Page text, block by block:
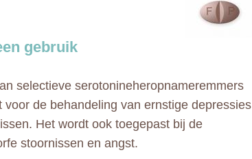
gebruik
selectieve serotonineheropnameremmers
de behandeling van ernstige depressies
Het wordt ook toegepast bij de
stoornissen en angst.